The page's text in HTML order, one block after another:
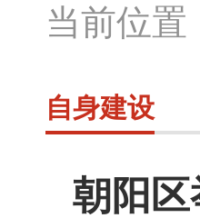
当前位置
自身建设
朝阳区